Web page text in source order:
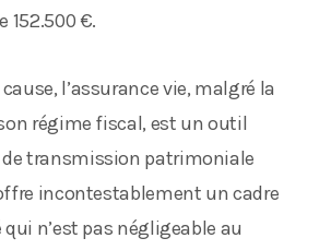
152.500 €.
l’assurance vie, malgré la
régime fiscal, est un outil
transmission patrimoniale
incontestablement un cadre
n’est pas négligeable au